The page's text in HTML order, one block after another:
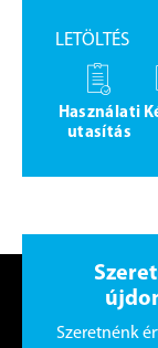
LETÖLTÉS
Használati
utasítás
Szeretnénk